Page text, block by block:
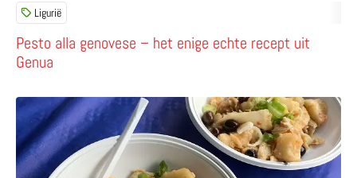
Pesto alla genovese – het enige echte recept uit
Genua
Ligurië
Lees meer over DeGustibus – lekkere najaarswandeling